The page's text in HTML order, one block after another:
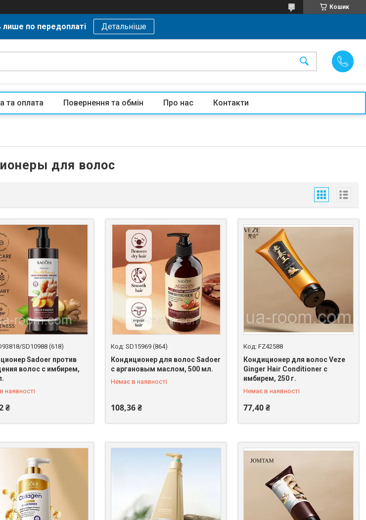
Кошик
лише по передоплаті Детальніше
та оплата Повернення та обмін Про нас Контакти
для волос
SD10988 (618)
Sadoer против
волос с имбирем,
наявності
₴
398-64-94
SD15969 (864)
Кондиционер для волос Sadoer
с аргановым маслом, 500 мл.
Немає в наявності
108,36 ₴
FZ42588
Кондиционер для волос Veze
Ginger Hair Conditioner с
имбирем, 250 г.
Немає в наявності
77,40 ₴
+380 (67) 398-64-94